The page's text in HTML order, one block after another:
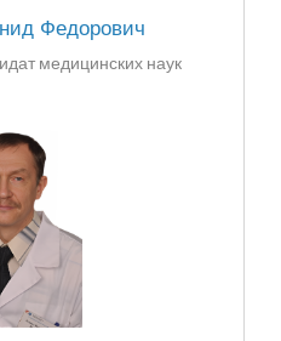
Федорович
медицинских наук